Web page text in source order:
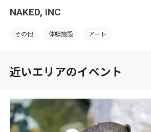
NAKED, INC
その他 体験施設 アート
近いエリアのイベント